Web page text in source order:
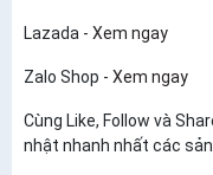
Lazada - Xem ngay
Zalo Shop - Xem ngay
Cùng Like, Follow và
nhật nhanh nhất các